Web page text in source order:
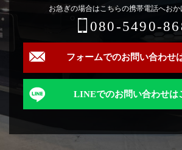
お急ぎの場合はこちらの携帯電話へおか
080-5490-
フォームでのお問い合わせ
LINEでのお問い合わせは